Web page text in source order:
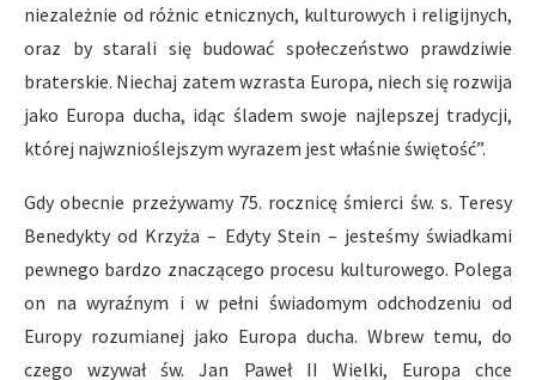
niezależnie od różnic etnicznych, kulturowych i religijnych,
oraz by starali się budować społeczeństwo prawdziwie
braterskie. Niechaj zatem wzrasta Europa, niech się rozwija
jako Europa ducha, idąc śladem swoje najlepszej tradycji,
której najwznioślejszym wyrazem jest właśnie świętość”.
Gdy obecnie przeżywamy 75. rocznicę śmierci św. s. Teresy
Benedykty od Krzyża – Edyty Stein – jesteśmy świadkami
pewnego bardzo znaczącego procesu kulturowego. Polega
on na wyraźnym i w pełni świadomym odchodzeniu od
Europy rozumianej jako Europa ducha. Wbrew temu, do
czego wzywał św. Jan Paweł II Wielki, Europa chce